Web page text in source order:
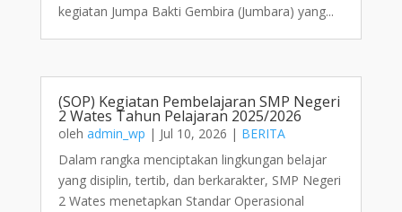
kegiatan Jumpa Bakti Gembira (Jumbara) yang...
(SOP) Kegiatan Pembelajaran SMP Negeri
2 Wates Tahun Pelajaran 2025/2026
oleh admin_wp | Jul 10, 2026 | BERITA
Dalam rangka menciptakan lingkungan belajar
yang disiplin, tertib, dan berkarakter, SMP Negeri
2 Wates menetapkan Standar Operasional